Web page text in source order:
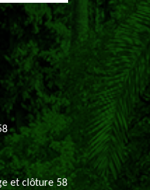
et clôture 58